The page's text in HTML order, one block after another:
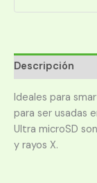
Descripción
Ideales para
para ser usadas
Ultra microSD
y rayos X.